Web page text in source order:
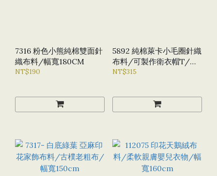
7316 粉色小熊純棉雙面針
織布料/幅寬180CM
NT$190
5892 純棉萊卡小毛圈針織
布料/可製作衛衣帽T/幅
寬180CM
NT$315